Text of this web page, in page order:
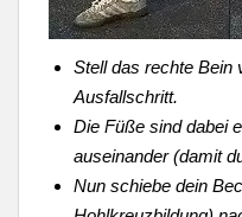
Stell das rechte Bein
Ausfallschritt.
Die Füße sind dabei
auseinander (damit
Nun schiebe dein